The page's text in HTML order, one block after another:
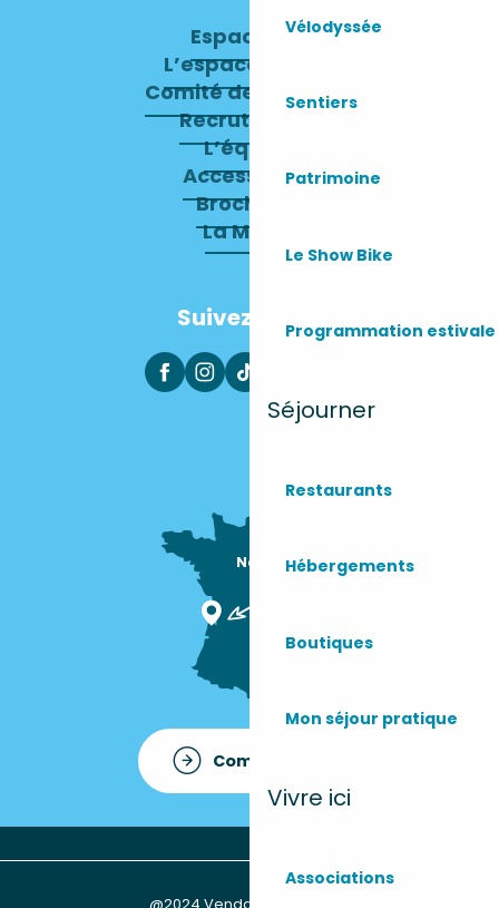
Vélodyssée
Sentiers
Patrimoine
Le Show Bike
Programmation estivale
Séjourner
Restaurants
Hébergements
Boutiques
Mon séjour pratique
Vivre ici
Associations
Espace pro
L’espace presse
Comité de direction
Recrutement
L’équipe
Accessibilité
Brochures
La Mairie
Suivez-nous
Nous sommes
Comment venir ?